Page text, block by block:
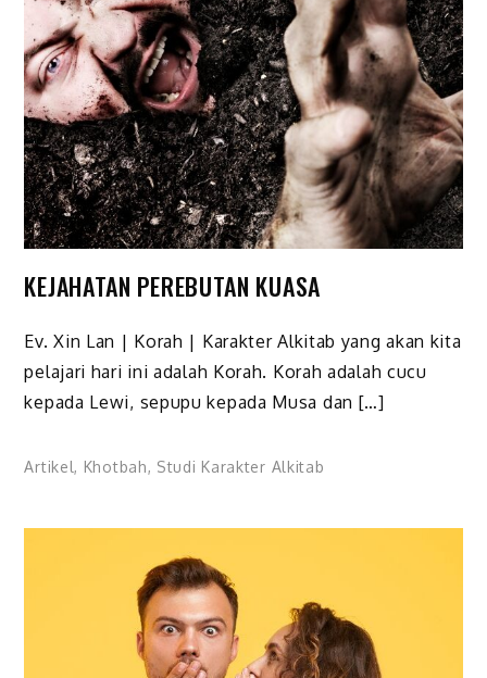
KEJAHATAN PEREBUTAN KUASA
Ev. Xin Lan | Korah | Karakter Alkitab yang akan kita
pelajari hari ini adalah Korah. Korah adalah cucu
kepada Lewi, sepupu kepada Musa dan […]
Artikel, Khotbah, Studi Karakter Alkitab